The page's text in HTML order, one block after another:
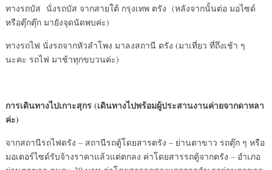
ทางรถบัส นั่งรถบัส จากสายใต้ กรุงเทพ ตรัง (หลังจากนั้นต่อ มอไซด์
หรือตุ๊กตุ๊ก มายังจุดนัดพบค่ะ)
ทางรถไฟ นั่งรถจากหัวลำโพง มาลงสถานี ตรัง (มาเที่ยว ที่ถึงเช้า ๆ
นะคะ รถไฟ มาช้าทุกขบวนค่ะ)
การเดินทางไปเกาะสุกร (เดินทางไปพร้อมผู้ประสานงานค่ายจากดาหลา
ค่ะ)
จากสถานีรถไฟตรัง – สถานีรถตู้โดยสารตรัง – ย่านตาขาว รถตุ๊ก ๆ หรือ
มอเตอร์ไซด์รับจ้างราคาแล้วแต่ตกลง ค่าโดยสารรถตู้จากตรัง – อำเภอ